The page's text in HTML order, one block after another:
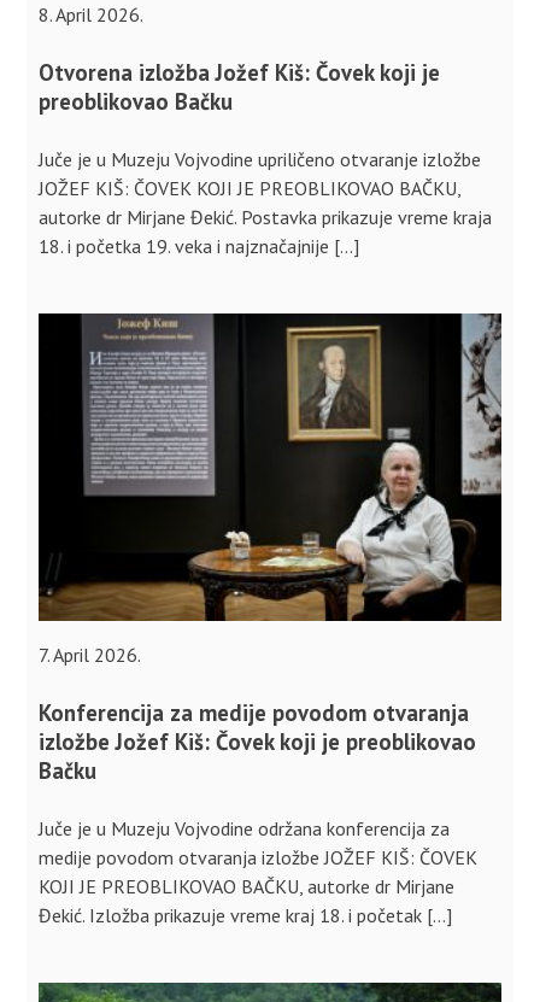
8. April 2026.
Otvorena izložba Jožef Kiš: Čovek koji je
preoblikovao Bačku
Juče je u Muzeju Vojvodine upriličeno otvaranje izložbe
JOŽEF KIŠ: ČOVEK KOJI JE PREOBLIKOVAO BAČKU,
autorke dr Mirjane Đekić. Postavka prikazuje vreme kraja
18. i početka 19. veka i najznačajnije […]
7. April 2026.
Konferencija za medije povodom otvaranja
izložbe Jožef Kiš: Čovek koji je preoblikovao
Bačku
Juče je u Muzeju Vojvodine održana konferencija za
medije povodom otvaranja izložbe JOŽEF KIŠ: ČOVEK
KOJI JE PREOBLIKOVAO BAČKU, autorke dr Mirjane
Đekić. Izložba prikazuje vreme kraj 18. i početak […]